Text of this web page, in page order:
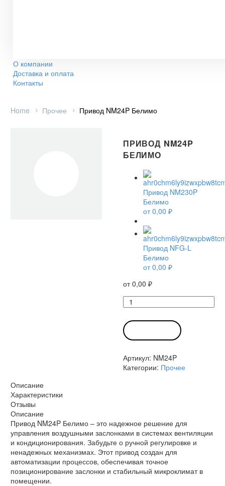
О компании
Доставка и оплата
Контакты
Home Прочее Привод NM24P Белимо
ПРИВОД NM24P
БЕЛИМО
Привод NM230P
Белимо
от0,00 ₽
Привод NFG-L
Белимо
от0,00 ₽
от0,00 ₽
Количество
товара
Привод
NM24P
Белимо
Артикул: NM24P
Категории: Прочее
Описание
Характеристики
Отзывы
Описание
Привод NM24P Белимо – это надежное решение для
управления воздушными заслонками в системах вентиляции
и кондиционирования. Забудьте о ручной регулировке и
ненадежных механизмах. Этот привод создан для
автоматизации процессов, обеспечивая точное
позиционирование заслонки и стабильный микроклимат в
помещении.